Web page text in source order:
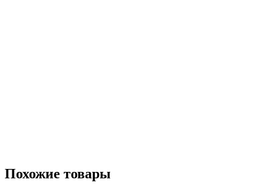
Похожие товары